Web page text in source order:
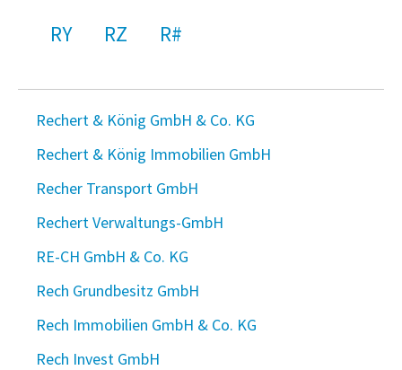
RY
RZ R#
Rechert & König GmbH & Co. KG
Rechert & König Immobilien GmbH
Recher Transport GmbH
Rechert Verwaltungs-GmbH
RE-CH GmbH & Co. KG
Rech Grundbesitz GmbH
Rech Immobilien GmbH & Co. KG
Rech Invest GmbH